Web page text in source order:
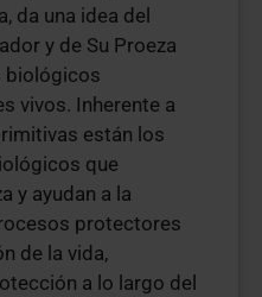
da una idea del
y de Su Proeza
biológicos
vivos. Inherente a
están los
que
y ayudan a la
protectores
de la vida,
a lo largo del